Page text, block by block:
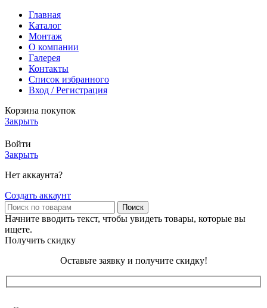
Главная
Каталог
Монтаж
О компании
Галерея
Контакты
Список избранного
Вход / Регистрация
Корзина покупок
Закрыть
Войти
Закрыть
Нет аккаунта?
Создать аккаунт
Поиск
Начните вводить текст, чтобы увидеть товары, которые вы
ищете.
Получить скидку
Оставьте заявку и получите скидку!